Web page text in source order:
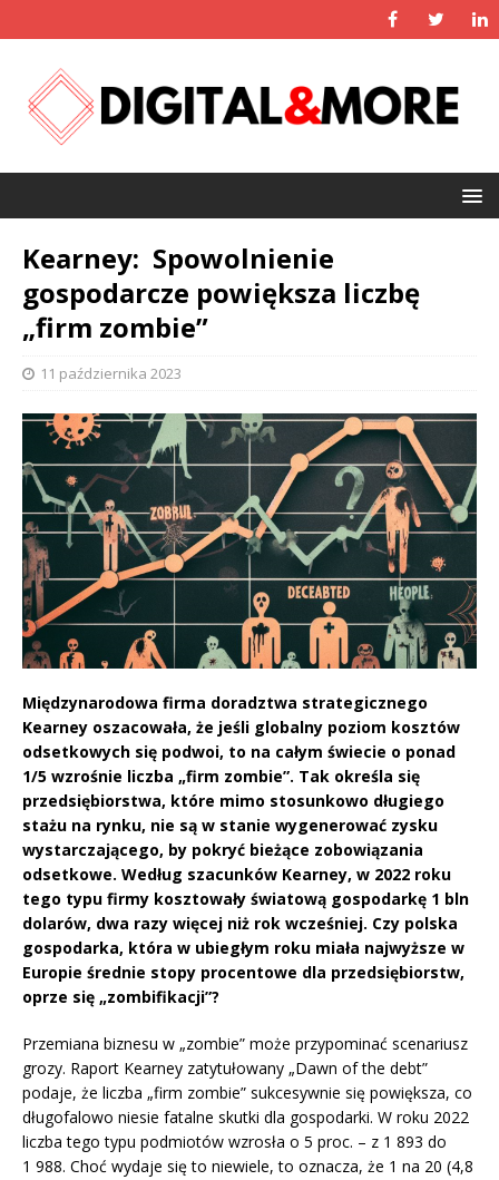
Kearney: Spowolnienie
gospodarcze powiększa liczbę
„firm zombie”
11 października 2023
Międzynarodowa firma doradztwa strategicznego
Kearney oszacowała, że jeśli globalny poziom kosztów
odsetkowych się podwoi, to na całym świecie o ponad
1/5 wzrośnie liczba „firm zombie”. Tak określa się
przedsiębiorstwa, które mimo stosunkowo długiego
stażu na rynku, nie są w stanie wygenerować zysku
wystarczającego, by pokryć bieżące zobowiązania
odsetkowe. Według szacunków Kearney, w 2022 roku
tego typu firmy kosztowały światową gospodarkę 1 bln
dolarów, dwa razy więcej niż rok wcześniej. Czy polska
gospodarka, która w ubiegłym roku miała najwyższe w
Europie średnie stopy procentowe dla przedsiębiorstw,
oprze się „zombifikacji”?
Przemiana biznesu w „zombie” może przypominać scenariusz
grozy. Raport Kearney zatytułowany „Dawn of the debt”
podaje, że liczba „firm zombie” sukcesywnie się powiększa, co
długofalowo niesie fatalne skutki dla gospodarki. W roku 2022
liczba tego typu podmiotów wzrosła o 5 proc. – z 1 893 do
1 988. Choć wydaje się to niewiele, to oznacza, że 1 na 20 (4,8